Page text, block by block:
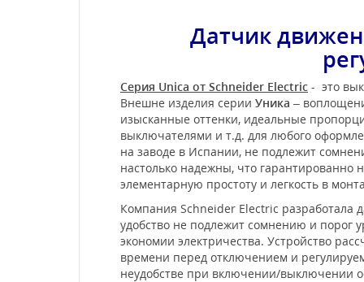
Датчик
Серия Unica от Schneider Electric - это
Внешне изделия серии Уника –
изысканные оттенки, идеальные
выключателями и т.д. для любого
на заводе в Испании, не подлежит
настолько надежны, что гарантированно
элементарную простоту и легкость в
Компания Schneider Electric
удобство не подлежит сомнению и порог
экономии электричества. Устройство
времени перед отключением и
неудобстве при включении/выключении